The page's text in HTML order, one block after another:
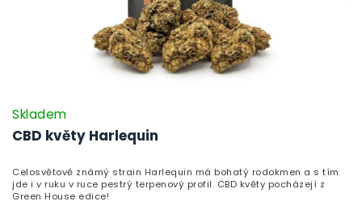
CBD květy Harlequin
Skladem
Celosvětově známý strain Harlequin má bohatý rodokmen a s tím
jde i v ruku v ruce pestrý terpenový profil. CBD květy pocházejí z
Green House edice!